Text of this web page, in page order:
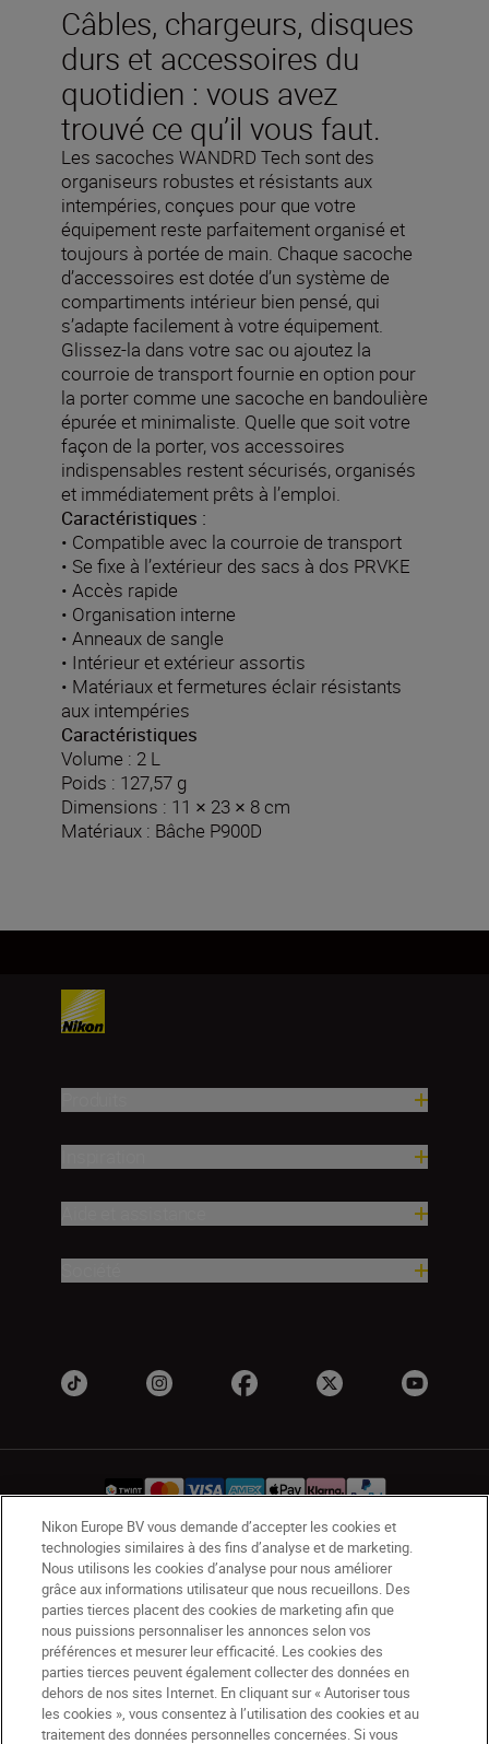
Câbles, chargeurs, disques
durs et accessoires du
quotidien : vous avez
trouvé ce qu’il vous faut.
Les sacoches WANDRD Tech sont des
organiseurs robustes et résistants aux
intempéries, conçues pour que votre
équipement reste parfaitement organisé et
toujours à portée de main. Chaque sacoche
d’accessoires est dotée d’un système de
compartiments intérieur bien pensé, qui
s’adapte facilement à votre équipement.
Glissez-la dans votre sac ou ajoutez la
courroie de transport fournie en option pour
la porter comme une sacoche en bandoulière
épurée et minimaliste. Quelle que soit votre
façon de la porter, vos accessoires
indispensables restent sécurisés, organisés
et immédiatement prêts à l’emploi.
Caractéristiques :
• Compatible avec la courroie de transport
• Se fixe à l’extérieur des sacs à dos PRVKE
• Accès rapide
• Organisation interne
• Anneaux de sangle
• Intérieur et extérieur assortis
• Matériaux et fermetures éclair résistants
aux intempéries
Caractéristiques
Volume : 2 L
Poids : 127,57 g
Dimensions : 11 × 23 × 8 cm
Matériaux : Bâche P900D
CH Nikon Sites
Contactez-nous
Avis de confidentialité
Conditions d’utilisation
CVG de la boutique Nikon Store
Notice d’information sur les cookies
Accessibilité
Paramètres des cookies
© 2026 Nikon
Nikon Europe BV vous demande d’accepter les cookies et
technologies similaires à des fins d’analyse et de marketing.
Nous utilisons les cookies d’analyse pour nous améliorer
grâce aux informations utilisateur que nous recueillons. Des
parties tierces placent des cookies de marketing afin que
nous puissions personnaliser les annonces selon vos
préférences et mesurer leur efficacité. Les cookies des
parties tierces peuvent également collecter des données en
dehors de nos sites Internet. En cliquant sur « Autoriser tous
les cookies », vous consentez à l’utilisation des cookies et au
traitement des données personnelles concernées. Si vous